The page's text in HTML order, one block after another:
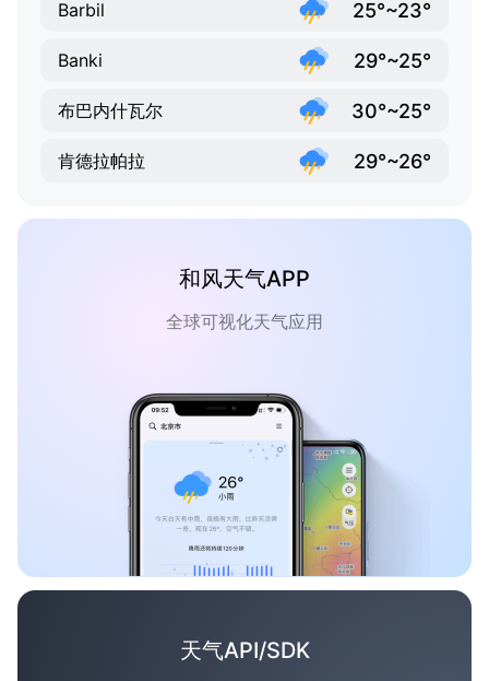
Barbil 25°~23°
Banki 29°~25°
布巴内什瓦尔 30°~25°
肯德拉帕拉 29°~26°
和风天气APP
全球可视化天气应用
天气API/SDK